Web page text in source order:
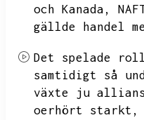
och Kanada,
gällde handel
Det spelade
samtidigt så
växte ju
oerhört starkt,